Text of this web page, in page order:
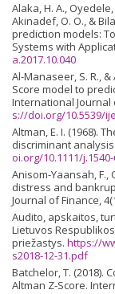
Alaka, H. A.,
Akinadef, O. O., &
prediction models:
Systems with
a.2017.10.040
Al-Manaseer, S. R.,
Score model to
International Journal
s://doi.org/10.5539/
Altman, E. I. (1968).
discriminant
oi.org/10.1111/
Anisom-Yaansah, F.,
distress and
Journal of Finance,
Audito, apskaitos,
Lietuvos
priežastys. https://
s2018-12-31.pdf
Batchelor, T. (2018).
Altman Z-Score.